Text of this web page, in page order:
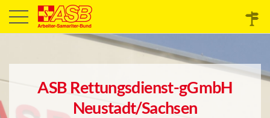
ASB Rettungsdienst-gGmbH
Neustadt/Sachsen